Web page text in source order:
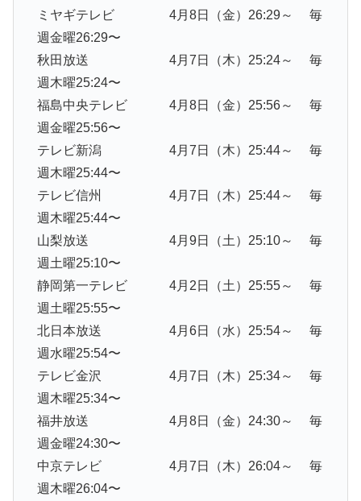
ミヤギテレビ 4月8日（金）26:29～ 毎
週金曜26:29〜
秋田放送 4月7日（木）25:24～ 毎
週木曜25:24〜
福島中央テレビ 4月8日（金）25:56～ 毎
週金曜25:56〜
テレビ新潟 4月7日（木）25:44～ 毎
週木曜25:44〜
テレビ信州 4月7日（木）25:44～ 毎
週木曜25:44〜
山梨放送 4月9日（土）25:10～ 毎
週土曜25:10〜
静岡第一テレビ 4月2日（土）25:55～ 毎
週土曜25:55〜
北日本放送 4月6日（水）25:54～ 毎
週水曜25:54〜
テレビ金沢 4月7日（木）25:34～ 毎
週木曜25:34〜
福井放送 4月8日（金）24:30～ 毎
週金曜24:30〜
中京テレビ 4月7日（木）26:04～ 毎
週木曜26:04〜